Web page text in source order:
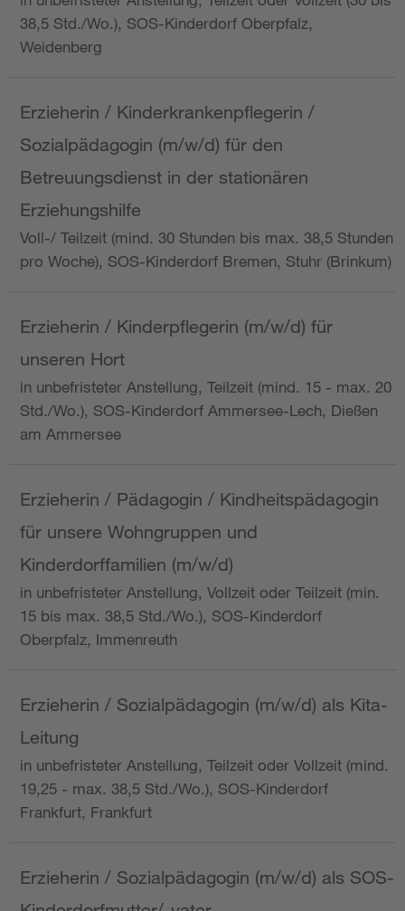
38,5 Std./Wo.), SOS-Kinderdorf Oberpfalz,
Weidenberg
Erzieherin / Kinderkrankenpflegerin /
Sozialpädagogin (m/w/d) für den
Betreuungsdienst in der stationären
Erziehungshilfe
Voll-/ Teilzeit (mind. 30 Stunden bis max. 38,5 Stunden
pro Woche), SOS-Kinderdorf Bremen, Stuhr (Brinkum)
Erzieherin / Kinderpflegerin (m/w/d) für
unseren Hort
in unbefristeter Anstellung, Teilzeit (mind. 15 - max. 20
Std./Wo.), SOS-Kinderdorf Ammersee-Lech, Dießen
am Ammersee
Erzieherin / Pädagogin / Kindheitspädagogin
für unsere Wohngruppen und
Kinderdorffamilien (m/w/d)
in unbefristeter Anstellung, Vollzeit oder Teilzeit (min.
15 bis max. 38,5 Std./Wo.), SOS-Kinderdorf
Oberpfalz, Immenreuth
Erzieherin / Sozialpädagogin (m/w/d) als Kita-
Leitung
in unbefristeter Anstellung, Teilzeit oder Vollzeit (mind.
19,25 - max. 38,5 Std./Wo.), SOS-Kinderdorf
Frankfurt, Frankfurt
Erzieherin / Sozialpädagogin (m/w/d) als SOS-